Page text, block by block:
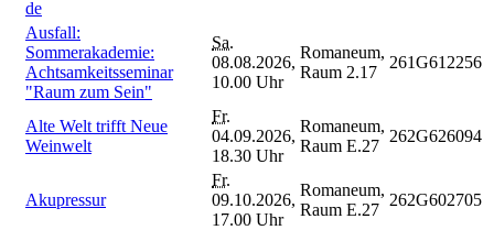
de
Ausfall:
Sommerakademie:
Achtsamkeitsseminar
"Raum zum Sein"
Sa.
08.08.2026,
10.00 Uhr
Romaneum,
Raum 2.17
261G612256
Alte Welt trifft Neue
Weinwelt
Fr.
04.09.2026,
18.30 Uhr
Romaneum,
Raum E.27
262G626094
Akupressur
Fr.
09.10.2026,
17.00 Uhr
Romaneum,
Raum E.27
262G602705